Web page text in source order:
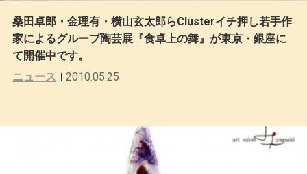
桑田卓郎・金理有・横山玄太郎らClusterイチ押し若手作
家によるグループ陶芸展『食卓上の舞』が東京・銀座に
て開催中です。
ニュース
2010.05.25